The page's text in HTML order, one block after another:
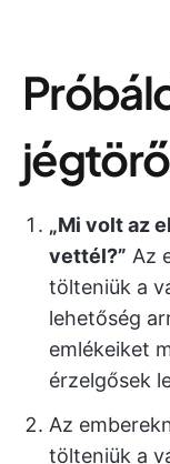
„Mi volt az
vettél?” Az
tölteniük a
lehetőség
emlékeiket
érzelgősek
Az
tölteniük a